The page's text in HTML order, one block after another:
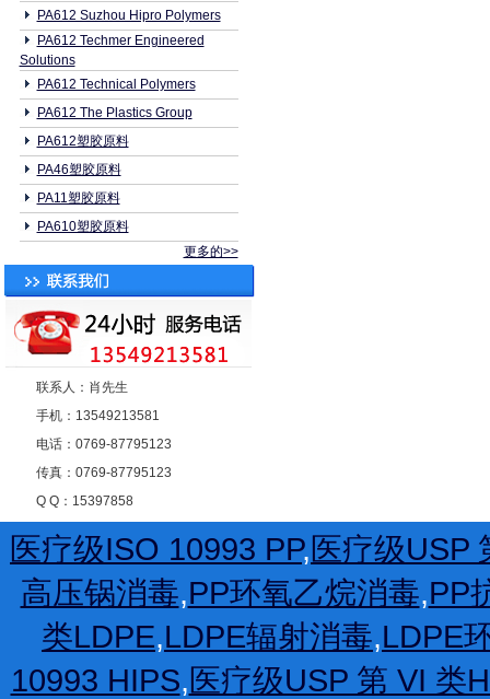
PA612 Suzhou Hipro Polymers
PA612 Techmer Engineered
Solutions
PA612 Technical Polymers
PA612 The Plastics Group
PA612塑胶原料
PA46塑胶原料
PA11塑胶原料
PA610塑胶原料
更多的>>
联系人：肖先生
手机：13549213581
电话：0769-87795123
传真：0769-87795123
Q Q：15397858
医疗级ISO 10993 PP,医疗级USP
高压锅消毒,PP环氧乙烷消毒,PP
类LDPE,LDPE辐射消毒,LDPE
10993 HIPS,医疗级USP 第 VI 类